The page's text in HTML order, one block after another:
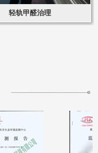
轻轨甲醛治理